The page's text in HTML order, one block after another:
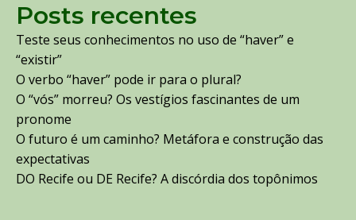
Posts recentes
Teste seus conhecimentos no uso de “haver” e
“existir”
O verbo “haver” pode ir para o plural?
O “vós” morreu? Os vestígios fascinantes de um
pronome
O futuro é um caminho? Metáfora e construção das
expectativas
DO Recife ou DE Recife? A discórdia dos topônimos